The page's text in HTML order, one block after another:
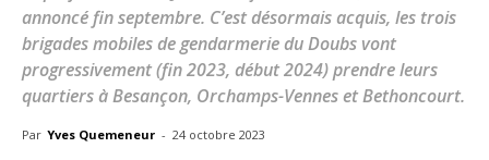
annoncé fin septembre. C’est désormais acquis, les trois
brigades mobiles de gendarmerie du Doubs vont
progressivement (fin 2023, début 2024) prendre leurs
quartiers à Besançon, Orchamps-Vennes et Bethoncourt.
Par Yves Quemeneur - 24 octobre 2023